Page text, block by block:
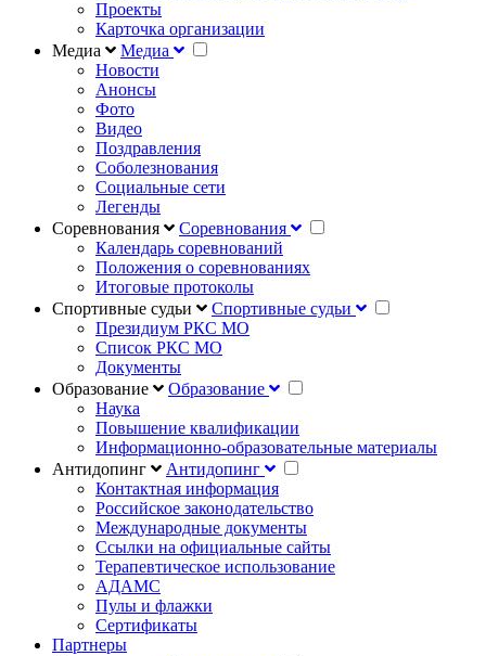
Проекты
Карточка организации
Медиа
Медиа
Новости
Анонсы
Фото
Видео
Поздравления
Соболезнования
Социальные сети
Легенды
Соревнования
Соревнования
Календарь соревнований
Положения о соревнованиях
Итоговые протоколы
Спортивные судьи
Спортивные судьи
Президиум РКС МО
Список РКС МО
Документы
Образование
Образование
Наука
Повышение квалификации
Информационно-образовательные материалы
Антидопинг
Антидопинг
Контактная информация
Российское законодательство
Международные документы
Ссылки на официальные сайты
Терапевтическое использование
АДАМС
Пулы и флажки
Сертификаты
Партнеры